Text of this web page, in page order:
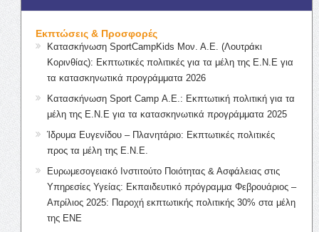
Εκπτώσεις & Προσφορές
Κατασκήνωση SportCampKids Μον. Α.Ε. (Λουτράκι
Κορινθίας): Εκπτωτικές πολιτικές για τα μέλη της Ε.Ν.Ε για
τα κατασκηνωτικά προγράμματα 2026
Κατασκήνωση Sport Camp Α.Ε.: Εκπτωτική πολιτική για τα
μέλη της Ε.Ν.Ε για τα κατασκηνωτικά προγράμματα 2025
Ίδρυμα Ευγενίδου – Πλανητάριο: Εκπτωτικές πολιτικές
προς τα μέλη της Ε.Ν.Ε.
Ευρωμεσογειακό Ινστιτούτο Ποιότητας & Ασφάλειας στις
Υπηρεσίες Υγείας: Εκπαιδευτικό πρόγραμμα Φεβρουάριος –
Απρίλιος 2025: Παροχή εκπτωτικής πολιτικής 30% στα μέλη
της ΕΝΕ